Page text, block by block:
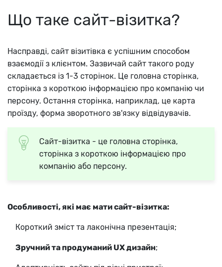
Що таке сайт-візитка?
Насправді, сайт візитівка є успішним способом
взаємодії з клієнтом. Зазвичай сайт такого роду
складається із 1-3 сторінок. Це головна сторінка,
сторінка з короткою інформацією про компанію чи
персону. Остання сторінка, наприклад, це карта
проїзду, форма зворотного зв'язку відвідувачів.
Сайт-візитка - це головна сторінка,
сторінка з короткою інформацією про
компанію або персону.
Особливості, які має мати сайт-візитка:
Короткий зміст та лаконічна презентація;
Зручний та продуманий UX дизайн;